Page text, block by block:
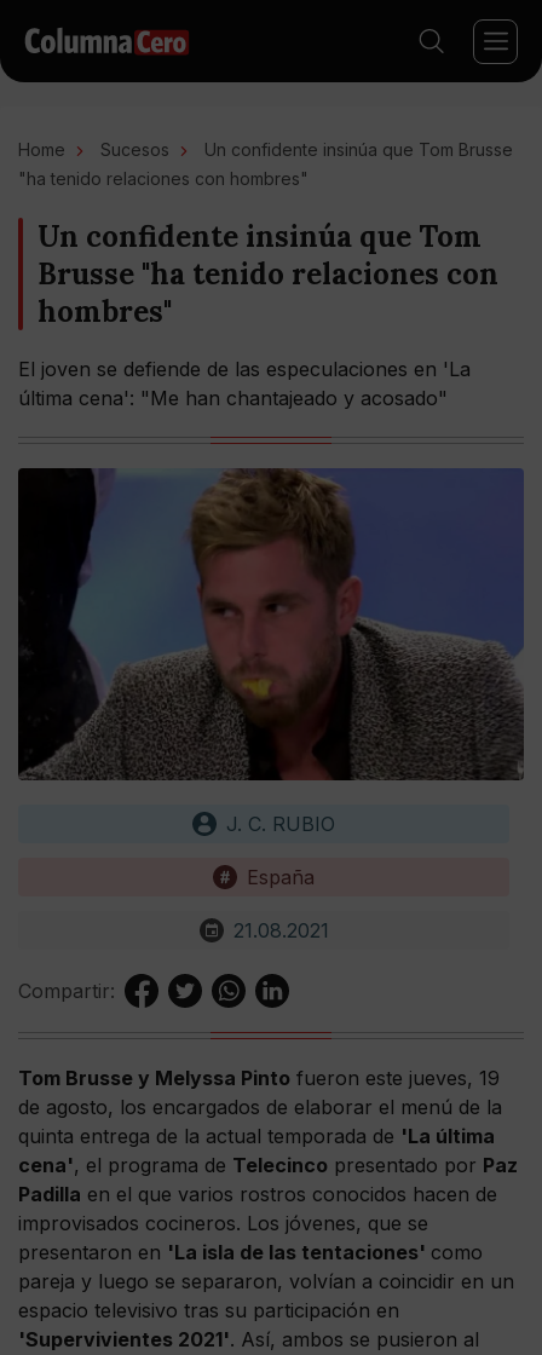
Home Sucesos
Un confidente insinúa que Tom Brusse
"ha tenido relaciones con hombres"
Un confidente insinúa que Tom
Brusse "ha tenido relaciones con
hombres"
El joven se defiende de las especulaciones en 'La
última cena': "Me han chantajeado y acosado"
J. C. RUBIO
España
21.08.2021
Compartir:
Tom Brusse y Melyssa Pinto fueron este jueves, 19
de agosto, los encargados de elaborar el menú de la
quinta entrega de la actual temporada de 'La última
cena', el programa de Telecinco presentado por Paz
Padilla en el que varios rostros conocidos hacen de
improvisados cocineros. Los jóvenes, que se
presentaron en 'La isla de las tentaciones' como
pareja y luego se separaron, volvían a coincidir en un
espacio televisivo tras su participación en
'Supervivientes 2021'. Así, ambos se pusieron al